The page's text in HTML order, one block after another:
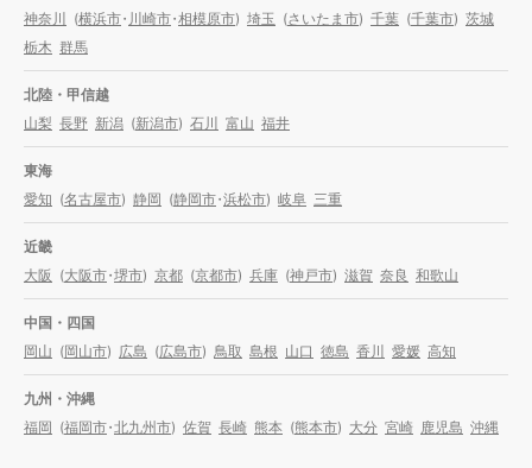
神奈川 (横浜市・川崎市・相模原市) 埼玉 (さいたま市) 千葉 (千葉市) 茨城
栃木 群馬
北陸・甲信越
山梨 長野 新潟 (新潟市) 石川 富山 福井
東海
愛知 (名古屋市) 静岡 (静岡市・浜松市) 岐阜 三重
近畿
大阪 (大阪市・堺市) 京都 (京都市) 兵庫 (神戸市) 滋賀 奈良 和歌山
中国・四国
岡山 (岡山市) 広島 (広島市) 鳥取 島根 山口 徳島 香川 愛媛 高知
九州・沖縄
福岡 (福岡市・北九州市) 佐賀 長崎 熊本 (熊本市) 大分 宮崎 鹿児島 沖縄